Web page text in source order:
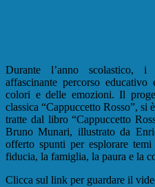
Durante l’anno scolastico,
affascinante percorso
colori e delle emozioni. Il
classica “Cappuccetto Rosso”,
tratte dal libro “Cappuccetto
Bruno Munari, illustrato da
offerto spunti per esplorare
fiducia, la famiglia, la paura e la
Clicca sul link per guardare il